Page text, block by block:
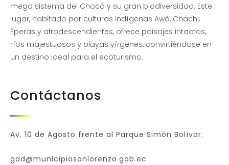
mega sistema del Chocó y su gran biodiversidad. Este
lugar, habitado por culturas indígenas Awá, Chachi,
Éperas y afrodescendientes, ofrece paisajes intactos,
ríos majestuosos y playas vírgenes, convirtiéndose en
un destino ideal para el ecoturismo.
Contáctanos
Av. 10 de Agosto frente al Parque Simón Bolívar.
gad@municipiosanlorenzo.gob.ec